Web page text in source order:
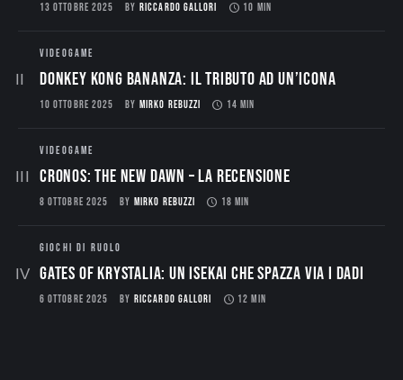
13 OTTOBRE 2025 BY RICCARDO GALLORI 10 MIN
VIDEOGAME
Donkey Kong Bananza: Il Tributo ad un’Icona
10 OTTOBRE 2025 BY MIRKO REBUZZI 14 MIN
VIDEOGAME
CRONOS: THE NEW DAWN – La Recensione
8 OTTOBRE 2025 BY MIRKO REBUZZI 18 MIN
GIOCHI DI RUOLO
Gates of Krystalia: Un Isekai che spazza via i dadi
6 OTTOBRE 2025 BY RICCARDO GALLORI 12 MIN